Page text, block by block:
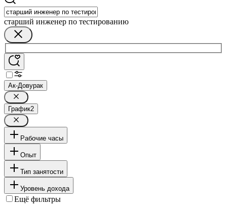
старший инженер по тестированию
Ак-Довурак
График2
Рабочие часы
Опыт
Тип занятости
Уровень дохода
Ещё фильтры